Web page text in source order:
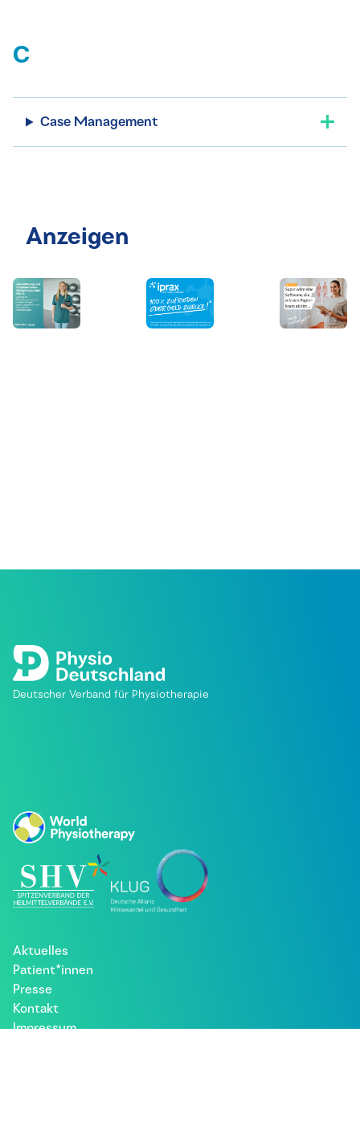
C
Case Management
Anzeigen
Deutscher Verband für Physiotherapie
Aktuelles
Patient*innen
Presse
Kontakt
Impressum